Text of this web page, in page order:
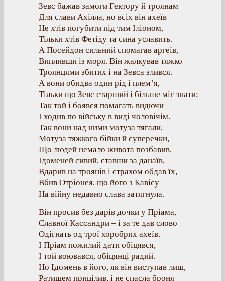
Зевс бажав замоги Гектору й троянам
Для слави Ахілла, но всіх він ахеїв
Не хтів погубити під тим Іліоном,
Тільки хтів Фетіду та сина уславить.
А Посейдон сильний спомагав аргеїв,
Випливши із моря. Він жалкував тяжко
Троянцями збитих і на Зевса злився.
А вони обидва один рід і плем’я,
Тільки що Зевс старший і більше міг знати;
Так той і боявся помагать видючи
І ходив по війську в виді чоловічім.
Так вони над ними мотуза тягали,
Мотуза тяжкого бійки й суперечки,
Що людей немало живота позбавив.
Ідоменей сивий, ставши за данаїв,
Вдарив на троянів і страхом обдав їх,
Вбив Отріонея, що його з Кавісу
На війну недавно слава затягнула.
Він просив без дарів дочки у Пріама,
Славної Кассандри – і за те дав слово
Одігнать од трої хоробрих ахеїв.
І Пріам пожилий дати обіцявся,
І той воювався, обіцянці радий.
Но Ідомень в його, як він виступав лиш,
Ратищем прицілив, і не спасла броня